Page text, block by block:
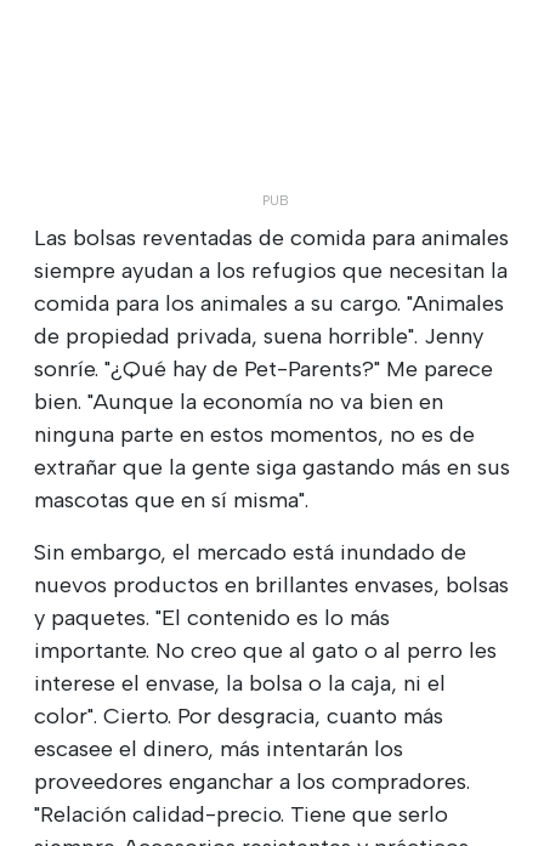
Las bolsas reventadas de comida para animales
siempre ayudan a los refugios que necesitan la
comida para los animales a su cargo. "Animales
de propiedad privada, suena horrible". Jenny
sonríe. "¿Qué hay de Pet-Parents?" Me parece
bien. "Aunque la economía no va bien en
ninguna parte en estos momentos, no es de
extrañar que la gente siga gastando más en sus
mascotas que en sí misma".
Sin embargo, el mercado está inundado de
nuevos productos en brillantes envases, bolsas
y paquetes. "El contenido es lo más
importante. No creo que al gato o al perro les
interese el envase, la bolsa o la caja, ni el
color". Cierto. Por desgracia, cuanto más
escasee el dinero, más intentarán los
proveedores enganchar a los compradores.
"Relación calidad-precio. Tiene que serlo